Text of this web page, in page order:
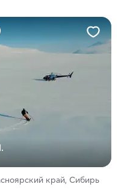
край, Сибирь